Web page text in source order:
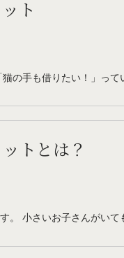
ト
の手も借りたい！」って
トとは？
。 小さいお子さんがいて